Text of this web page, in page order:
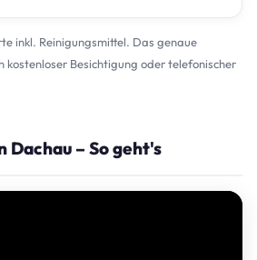
inkl. Reinigungsmittel. Das genaue
kostenloser Besichtigung oder telefonischer
Dachau – So geht's